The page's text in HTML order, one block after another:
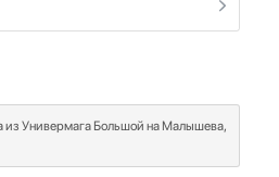
из Универмага Большой на Малышева,